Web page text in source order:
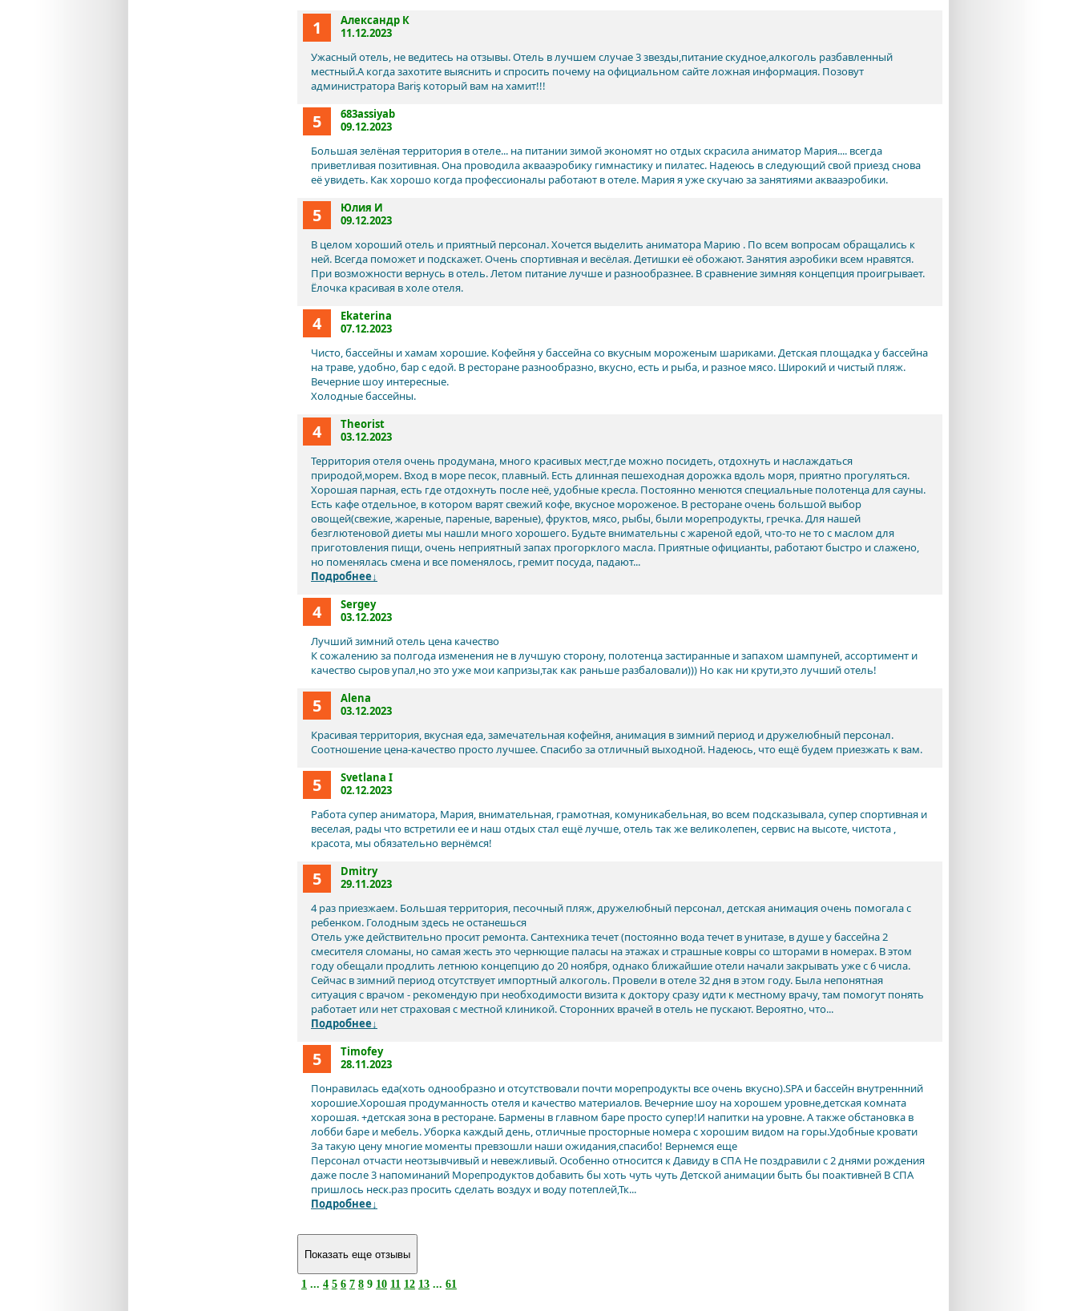
1
Александр К
11.12.2023
Ужасный отель, не ведитесь на отзывы. Отель в лучшем случае 3 звезды,питание скудное,алкоголь разбавленный
местный.А когда захотите выяснить и спросить почему на официальном сайте ложная информация. Позовут
администратора Bariş который вам на хамит!!!
5
683assiyab
09.12.2023
Большая зелёная территория в отеле... на питании зимой экономят но отдых скрасила аниматор Мария.... всегда
приветливая позитивная. Она проводила аквааэробику гимнастику и пилатес. Надеюсь в следующий свой приезд снова
её увидеть. Как хорошо когда профессионалы работают в отеле. Мария я уже скучаю за занятиями аквааэробики.
5
Юлия И
09.12.2023
В целом хороший отель и приятный персонал. Хочется выделить аниматора Марию . По всем вопросам обращались к
ней. Всегда поможет и подскажет. Очень спортивная и весёлая. Детишки её обожают. Занятия аэробики всем нравятся.
При возможности вернусь в отель. Летом питание лучше и разнообразнее. В сравнение зимняя концепция проигрывает.
Ёлочка красивая в холе отеля.
4
Ekaterina
07.12.2023
Чисто, бассейны и хамам хорошие. Кофейня у бассейна со вкусным мороженым шариками. Детская площадка у бассейна
на траве, удобно, бар с едой. В ресторане разнообразно, вкусно, есть и рыба, и разное мясо. Широкий и чистый пляж.
Вечерние шоу интересные.
Холодные бассейны.
4
Theorist
03.12.2023
Территория отеля очень продумана, много красивых мест,где можно посидеть, отдохнуть и наслаждаться
природой,морем. Вход в море песок, плавный. Есть длинная пешеходная дорожка вдоль моря, приятно прогуляться.
Хорошая парная, есть где отдохнуть после неё, удобные кресла. Постоянно менются специальные полотенца для сауны.
Есть кафе отдельное, в котором варят свежий кофе, вкусное мороженое. В ресторане очень большой выбор
овощей(свежие, жареные, пареные, вареные), фруктов, мясо, рыбы, были морепродукты, гречка. Для нашей
безглютеновой диеты мы нашли много хорошего. Будьте внимательны с жареной едой, что-то не то с маслом для
приготовления пищи, очень неприятный запах прогорклого масла. Приятные официанты, работают быстро и слажено,
но поменялась смена и все поменялось, гремит посуда, падают...
Подробнее↓
4
Sergey
03.12.2023
Лучший зимний отель цена качество
К сожалению за полгода изменения не в лучшую сторону, полотенца застиранные и запахом шампуней, ассортимент и
качество сыров упал,но это уже мои капризы,так как раньше разбаловали))) Но как ни крути,это лучший отель!
5
Alena
03.12.2023
Красивая территория, вкусная еда, замечательная кофейня, анимация в зимний период и дружелюбный персонал.
Соотношение цена-качество просто лучшее. Спасибо за отличный выходной. Надеюсь, что ещё будем приезжать к вам.
5
Svetlana I
02.12.2023
Работа супер аниматора, Мария, внимательная, грамотная, комуникабельная, во всем подсказывала, супер спортивная и
веселая, рады что встретили ее и наш отдых стал ещё лучше, отель так же великолепен, сервис на высоте, чистота ,
красота, мы обязательно вернёмся!
5
Dmitry
29.11.2023
4 раз приезжаем. Большая территория, песочный пляж, дружелюбный персонал, детская анимация очень помогала с
ребенком. Голодным здесь не останешься
Отель уже действительно просит ремонта. Сантехника течет (постоянно вода течет в унитазе, в душе у бассейна 2
смесителя сломаны, но самая жесть это чернющие паласы на этажах и страшные ковры со шторами в номерах. В этом
году обещали продлить летнюю концепцию до 20 ноября, однако ближайшие отели начали закрывать уже с 6 числа.
Сейчас в зимний период отсутствует импортный алкоголь. Провели в отеле 32 дня в этом году. Была непонятная
ситуация с врачом - рекомендую при необходимости визита к доктору сразу идти к местному врачу, там помогут понять
работает или нет страховая с местной клиникой. Сторонних врачей в отель не пускают. Вероятно, что...
Подробнее↓
5
Timofey
28.11.2023
Понравилась еда(хоть однообразно и отсутствовали почти морепродукты все очень вкусно).SPA и бассейн внутреннний
хорошие.Хорошая продуманность отеля и качество материалов. Вечерние шоу на хорошем уровне,детская комната
хорошая. +детская зона в ресторане. Бармены в главном баре просто супер!И напитки на уровне. А также обстановка в
лобби баре и мебель. Уборка каждый день, отличные просторные номера с хорошим видом на горы.Удобные кровати
За такую цену многие моменты превзошли наши ожидания,спасибо! Вернемся еще
Персонал отчасти неотзывчивый и невежливый. Особенно относится к Давиду в СПА Не поздравили с 2 днями рождения
даже после 3 напоминаний Морепродуктов добавить бы хоть чуть чуть Детской анимации быть бы поактивней В СПА
пришлось неск.раз просить сделать воздух и воду потеплей,Тк...
Подробнее↓
1 ... 4 5 6 7 8 9 10 11 12 13 ... 61